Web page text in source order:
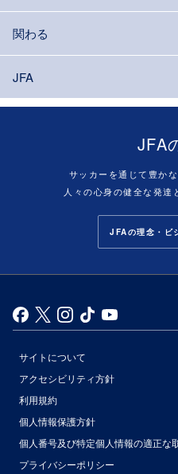
関わる
JFA
JFA
サッカーを通じて豊か
人々の心身の健全な発達
JFAの理念・ビ
サイトについて
アクセシビリティ方針
利用規約
個人情報保護方針
個人番号及び特定個人情報の適正な
プライバシーポリシー